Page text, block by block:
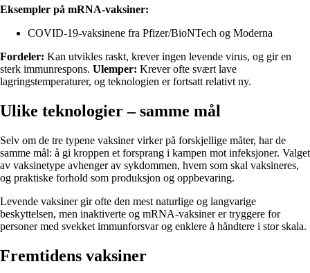
Eksempler på mRNA-vaksiner:
COVID-19-vaksinene fra Pfizer/BioNTech og Moderna
Fordeler: Kan utvikles raskt, krever ingen levende virus, og gir en
sterk immunrespons. Ulemper: Krever ofte svært lave
lagringstemperaturer, og teknologien er fortsatt relativt ny.
Ulike teknologier – samme mål
Selv om de tre typene vaksiner virker på forskjellige måter, har de
samme mål: å gi kroppen et forsprang i kampen mot infeksjoner. Valget
av vaksinetype avhenger av sykdommen, hvem som skal vaksineres,
og praktiske forhold som produksjon og oppbevaring.
Levende vaksiner gir ofte den mest naturlige og langvarige
beskyttelsen, men inaktiverte og mRNA-vaksiner er tryggere for
personer med svekket immunforsvar og enklere å håndtere i stor skala.
Fremtidens vaksiner